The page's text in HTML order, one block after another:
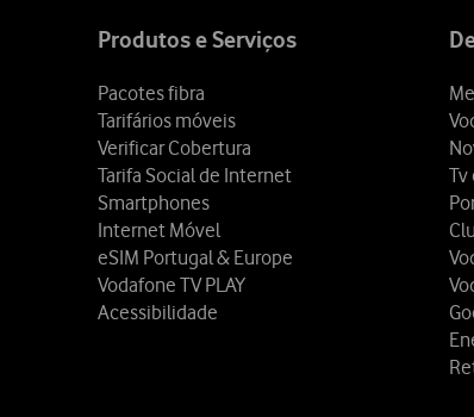
Produtos e Serviços
Pacotes fibra
Tarifários móveis
Verificar Cobertura
Tarifa Social de Internet
Smartphones
Internet Móvel
eSIM Portugal & Europe
Vodafone TV PLAY
Acessibilidade
Tv